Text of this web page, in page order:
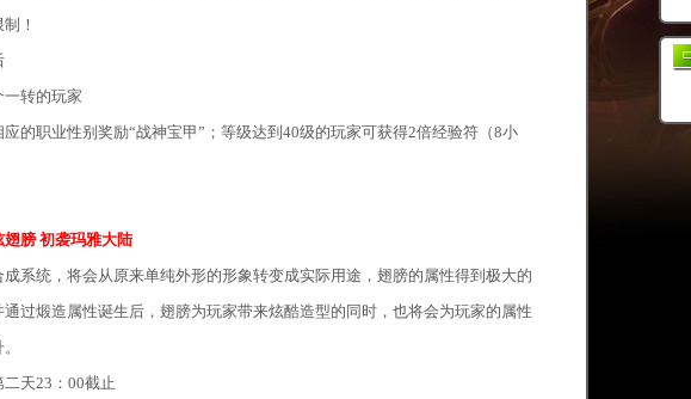
！
转的玩家
的职业性别奖励“战神宝甲”；等级达到40级的玩家可获得2倍经验符（8小
膀 初袭玛雅大陆
系统，将会从原来单纯外形的形象转变成实际用途，翅膀的属性得到极大的
过煅造属性诞生后，翅膀为玩家带来炫酷造型的同时，也将会为玩家的属性
天23：00截止